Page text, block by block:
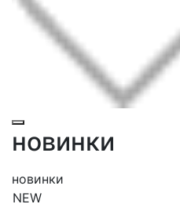
новинки
новинки
NEW